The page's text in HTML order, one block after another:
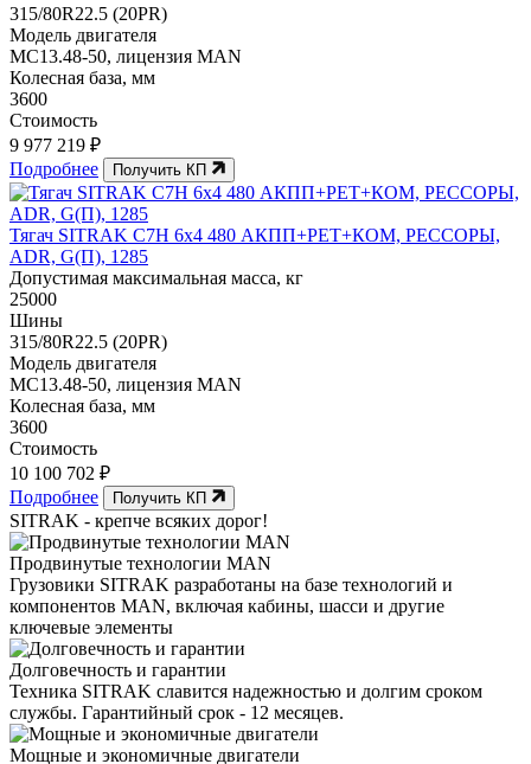
315/80R22.5 (20PR)
Модель двигателя
МС13.48-50, лицензия MAN
Колесная база, мм
3600
Стоимость
9 977 219 ₽
Подробнее
Получить КП
Тягач SITRAK C7H 6x4 480 АКПП+РЕТ+КОМ, РЕССОРЫ,
ADR, G(П), 1285
Допустимая максимальная масса, кг
25000
Шины
315/80R22.5 (20PR)
Модель двигателя
МС13.48-50, лицензия MAN
Колесная база, мм
3600
Стоимость
10 100 702 ₽
Подробнее
Получить КП
SITRAK - крепче всяких дорог!
Продвинутые технологии MAN
Грузовики SITRAK разработаны на базе технологий и
компонентов MAN, включая кабины, шасси и другие
ключевые элементы
Долговечность и гарантии
Техника SITRAK славится надежностью и долгим сроком
службы. Гарантийный срок - 12 месяцев.
Мощные и экономичные двигатели